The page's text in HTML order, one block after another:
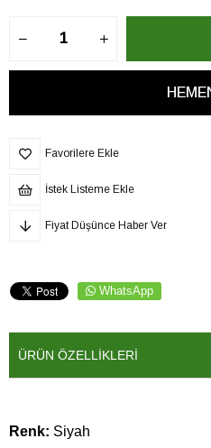
Favorilere Ekle
İstek Listeme Ekle
Fiyat Düşünce Haber Ver
WhatsApp
ÜRÜN ÖZELLIKLERI
Renk: Siyah